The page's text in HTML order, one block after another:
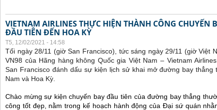
VIETNAM AIRLINES THỰC HIỆN THÀNH CÔNG CHUYẾN
ĐẦU TIÊN ĐẾN HOA KỲ
T5, 12/02/2021 - 14:58
Tối ngày 28/11 (giờ San Francisco), tức sáng ngày 29/11 (giờ Việt
VN98 của Hãng hàng không Quốc gia Việt Nam – Vietnam
San Francisco đánh dấu sự kiện lịch sử khai mở đường bay
Nam và Hoa Kỳ.
Chào mừng sự kiện chuyến bay đầu tiên của đường bay thẳng
công tốt đẹp, nằm trong kế hoạch hành động của Đại sứ quán